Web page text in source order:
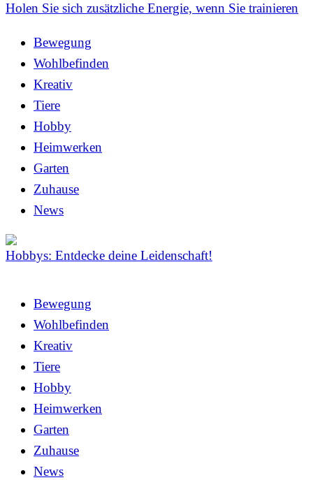
Holen Sie sich zusätzliche Energie, wenn Sie trainieren
Bewegung
Wohlbefinden
Kreativ
Tiere
Hobby
Heimwerken
Garten
Zuhause
News
Hobbys: Entdecke deine Leidenschaft!
Bewegung
Wohlbefinden
Kreativ
Tiere
Hobby
Heimwerken
Garten
Zuhause
News